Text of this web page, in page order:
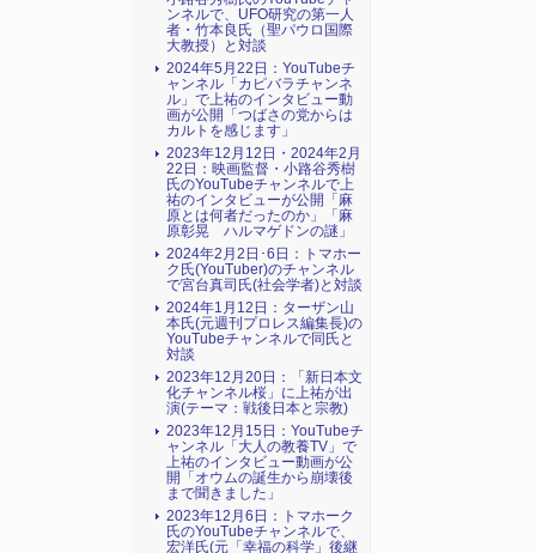
ンネルで、UFO研究の第一人
者・竹本良氏（聖パウロ国際
大教授）と対談
2024年5月22日：YouTubeチ
ャンネル「カピバラチャンネ
ル」で上祐のインタビュー動
画が公開「つばさの党からは
カルトを感じます」
2023年12月12日・2024年2月
22日：映画監督・小路谷秀樹
氏のYouTubeチャンネルで上
祐のインタビューが公開「麻
原とは何者だったのか」「麻
原彰晃 ハルマゲドンの謎」
2024年2月2日･6日：トマホー
ク氏(YouTuber)のチャンネル
で宮台真司氏(社会学者)と対談
2024年1月12日：ターザン山
本氏(元週刊プロレス編集長)の
YouTubeチャンネルで同氏と
対談
2023年12月20日：「新日本文
化チャンネル桜」に上祐が出
演(テーマ：戦後日本と宗教)
2023年12月15日：YouTubeチ
ャンネル「大人の教養TV」で
上祐のインタビュー動画が公
開「オウムの誕生から崩壊後
まで聞きました」
2023年12月6日：トマホーク
氏のYouTubeチャンネルで、
宏洋氏(元「幸福の科学」後継